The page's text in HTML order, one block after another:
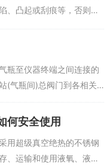
、凸起或刮痕等，否则将
套接头安装步骤：（1）将
本体内并顶...
瓶至仪器终端之间连接的
(气瓶间)总阀门到各相关
艺流程。气路系统主要应
何安全使用
用超级真空绝热的不锈钢
、运输和使用液氧、液